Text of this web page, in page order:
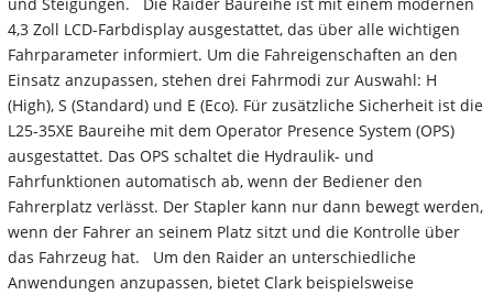
4,3 Zoll LCD-Farbdisplay ausgestattet, das über alle wichtigen
Fahrparameter informiert. Um die Fahreigenschaften an den
Einsatz anzupassen, stehen drei Fahrmodi zur Auswahl: H
(High), S (Standard) und E (Eco). Für zusätzliche Sicherheit ist die
L25-35XE Baureihe mit dem Operator Presence System (OPS)
ausgestattet. Das OPS schaltet die Hydraulik- und
Fahrfunktionen automatisch ab, wenn der Bediener den
Fahrerplatz verlässt. Der Stapler kann nur dann bewegt werden,
wenn der Fahrer an seinem Platz sitzt und die Kontrolle über
das Fahrzeug hat. Um den Raider an unterschiedliche
Anwendungen anzupassen, bietet Clark beispielsweise